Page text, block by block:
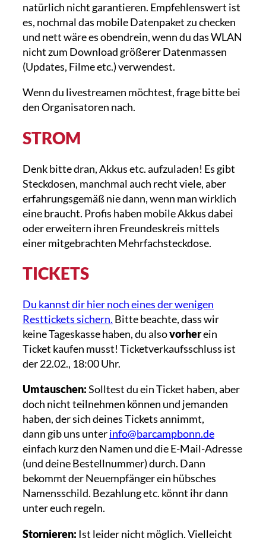
natürlich nicht garantieren. Empfehlenswert ist
es, nochmal das mobile Datenpaket zu checken
und nett wäre es obendrein, wenn du das WLAN
nicht zum Download größerer Datenmassen
(Updates, Filme etc.) verwendest.
Wenn du livestreamen möchtest, frage bitte bei
den Organisatoren nach.
STROM
Denk bitte dran, Akkus etc. aufzuladen! Es gibt
Steckdosen, manchmal auch recht viele, aber
erfahrungsgemäß nie dann, wenn man wirklich
eine braucht. Profis haben mobile Akkus dabei
oder erweitern ihren Freundeskreis mittels
einer mitgebrachten Mehrfachsteckdose.
TICKETS
Du kannst dir hier noch eines der wenigen
Resttickets sichern. Bitte beachte, dass wir
keine Tageskasse haben, du alsovorherein
Ticket kaufen musst! Ticketverkaufsschluss ist
der 22.02., 18:00 Uhr.
Umtauschen:Solltest du ein Ticket haben, aber
doch nicht teilnehmen können und jemanden
haben, der sich deines Tickets annimmt,
dann gib uns unterinfo@barcampbonn.de
einfach kurz den Namen und die E-Mail-Adresse
(und deine Bestellnummer) durch. Dann
bekommt der Neuempfänger ein hübsches
Namensschild. Bezahlung etc. könnt ihr dann
unter euch regeln.
Stornieren: Ist leider nicht möglich. Vielleicht